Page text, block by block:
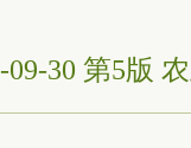
09-30 第5版